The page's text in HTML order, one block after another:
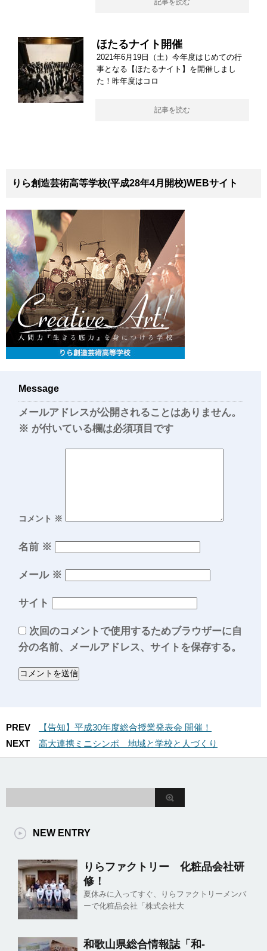
記事を読む
ほたるナイト開催
2021年6月19日（土）今年度はじめての行
事となる【ほたるナイト】を開催しまし
た！昨年度はコロ
記事を読む
りら創造芸術高等学校(平成28年4月開校)WEBサイト
Message
メールアドレスが公開されることはありません。
※ が付いている欄は必須項目です
コメント ※
名前 ※
メール ※
サイト
次回のコメントで使用するためブラウザーに自
分の名前、メールアドレス、サイトを保存する。
PREV
【告知】平成30年度総合授業発表会 開催！
NEXT
高大連携ミニシンポ 地域と学校と人づくり
NEW ENTRY
りらファクトリー 化粧品会社研
修！
夏休みに入ってすぐ、りらファクトリーメンバ
ーで化粧品会社「株式会社大
和歌山県総合情報誌「和-